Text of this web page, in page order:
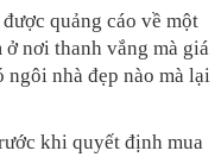
quảng cáo về một
nơi thanh vắng mà giá
ngôi nhà đẹp nào mà lại
khi quyết định mua